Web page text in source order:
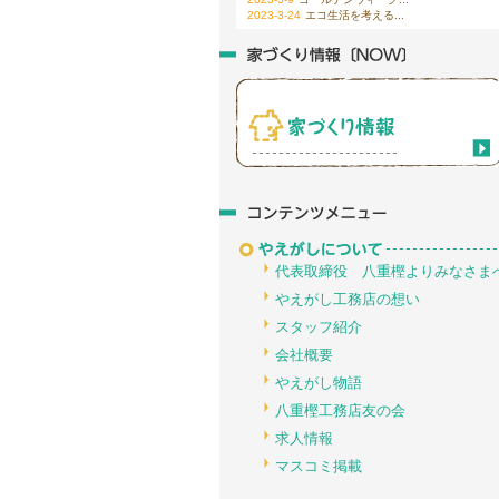
2023-3-24 エコ生活を考える...
代表取締役 八重樫よりみなさま
やえがし工務店の想い
スタッフ紹介
会社概要
やえがし物語
八重樫工務店友の会
求人情報
マスコミ掲載